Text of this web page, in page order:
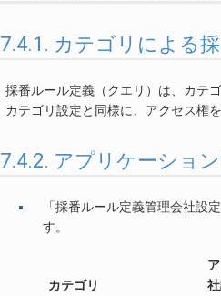
7.4.1. カテゴリによる
採番ルール定義（クエリ）は、カテ
カテゴリ設定と同様に、アクセス権
7.4.2. アプリケーショ
「採番ルール定義管理会社設
す。
カテゴリ